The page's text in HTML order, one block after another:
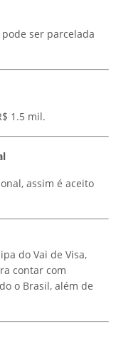
ser parcelada
1.5 mil.
assim é aceito
do Vai de Visa,
contar com
o Brasil, além de